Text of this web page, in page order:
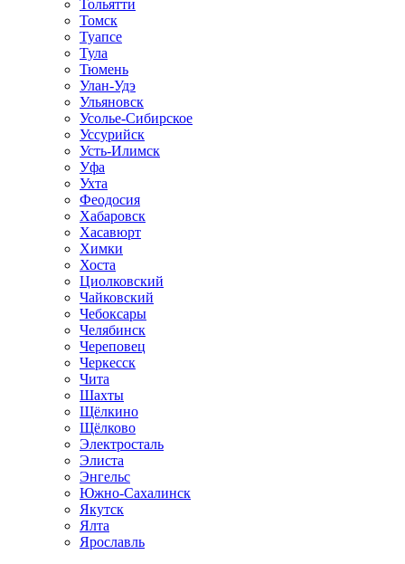
Тольятти
Томск
Туапсе
Тула
Тюмень
Улан-Удэ
Ульяновск
Усолье-Сибирское
Уссурийск
Усть-Илимск
Уфа
Ухта
Феодосия
Хабаровск
Хасавюрт
Химки
Хоста
Циолковский
Чайковский
Чебоксары
Челябинск
Череповец
Черкесск
Чита
Шахты
Щёлкино
Щёлково
Электросталь
Элиста
Энгельс
Южно-Сахалинск
Якутск
Ялта
Ярославль